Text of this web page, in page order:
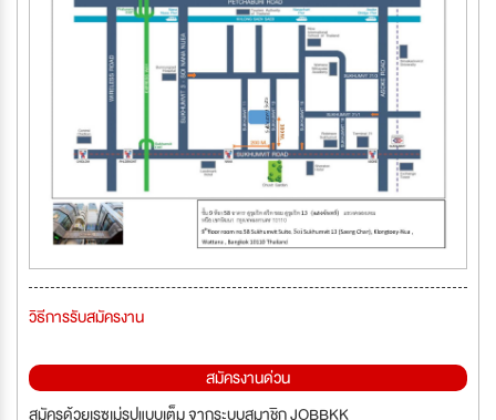
วิธีการรับสมัครงาน
สมัครงานด่วน